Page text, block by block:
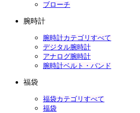
ブローチ
腕時計
腕時計カテゴリすべて
デジタル腕時計
アナログ腕時計
腕時計ベルト・バンド
福袋
福袋カテゴリすべて
福袋